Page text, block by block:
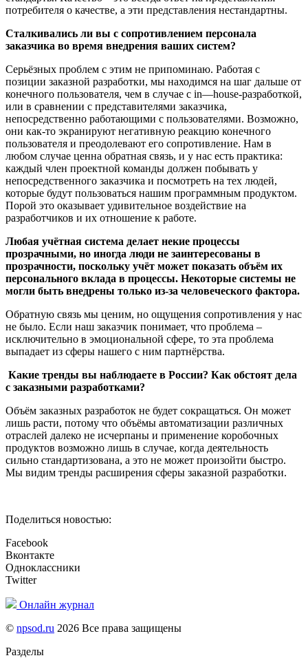
потребителя о качестве, а эти представления нестандартны.
Сталкивались ли вы с сопротивлением персонала
заказчика во время внедрения ваших систем?
Серьёзных проблем с этим не припоминаю. Работая с
позиции заказной разработки, мы находимся на шаг дальше от
конечного пользователя, чем в случае с in—house-разработкой,
или в сравнении с представителями заказчика,
непосредственно работающими с пользователями. Возможно,
они как-то экранируют негативную реакцию конечного
пользователя и преодолевают его сопротивление. Нам в
любом случае ценна обратная связь, и у нас есть практика:
каждый член проектной команды должен побывать у
непосредственного заказчика и посмотреть на тех людей,
которые будут пользоваться нашим программным продуктом.
Порой это оказывает удивительное воздействие на
разработчиков и их отношение к работе.
Любая учётная система делает некие процессы
прозрачными, но иногда люди не заинтересованы в
прозрачности, поскольку учёт может показать объём их
персонального вклада в процессы. Некоторые системы не
могли быть внедрены только из-за человеческого фактора.
Обратную связь мы ценим, но ощущения сопротивления у нас
не было. Если наш заказчик понимает, что проблема –
исключительно в эмоциональной сфере, то эта проблема
выпадает из сферы нашего с ним партнёрства.
Какие тренды вы наблюдаете в России? Как обстоят дела
с заказными разработками?
Объём заказных разработок не будет сокращаться. Он может
лишь расти, потому что объёмы автоматизации различных
отраслей далеко не исчерпаны и применение коробочных
продуктов возможно лишь в случае, когда деятельность
сильно стандартизована, а это не может произойти быстро.
Мы видим тренды расширения сферы заказной разработки.
Поделиться новостью:
Facebook
Вконтакте
Одноклассники
Twitter
Онлайн журнал
© npsod.ru 2026 Все права защищены
Разделы